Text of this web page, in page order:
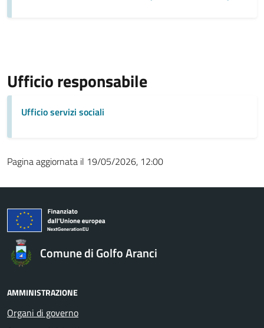
Ufficio responsabile
Ufficio servizi sociali
Pagina aggiornata il 19/05/2026, 12:00
Comune di Golfo Aranci
AMMINISTRAZIONE
Organi di governo